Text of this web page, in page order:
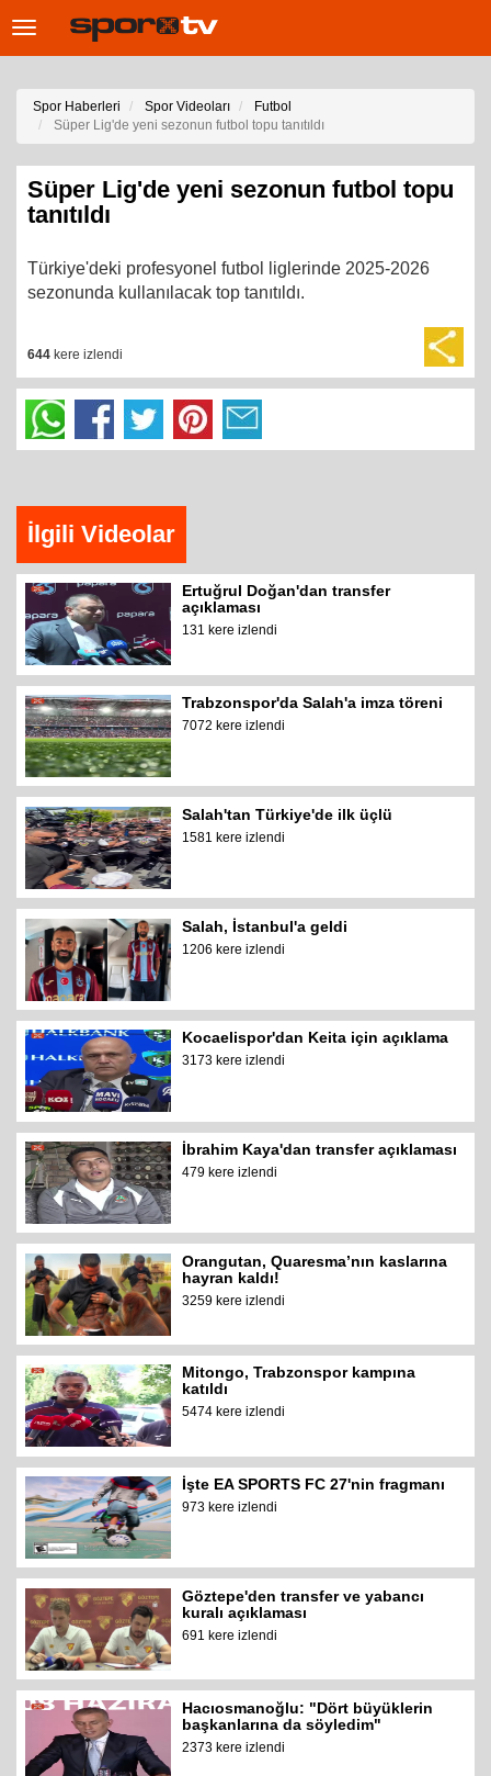
Toggle
Spor Haberleri Spor Videoları
Futbol
Süper Lig'de yeni sezonun futbol topu tanıtıldı
Süper Lig'de yeni sezonun futbol topu
tanıtıldı
Türkiye'deki profesyonel futbol liglerinde 2025-2026
sezonunda kullanılacak top tanıtıldı.
644 kere izlendi
İlgili Videolar
Ertuğrul Doğan'dan transfer
açıklaması
131 kere izlendi
Trabzonspor'da Salah'a imza töreni
7072 kere izlendi
Salah'tan Türkiye'de ilk üçlü
1581 kere izlendi
Salah, İstanbul'a geldi
1206 kere izlendi
Kocaelispor'dan Keita için açıklama
3173 kere izlendi
İbrahim Kaya'dan transfer açıklaması
479 kere izlendi
Orangutan, Quaresma’nın kaslarına
hayran kaldı!
3259 kere izlendi
Mitongo, Trabzonspor kampına
katıldı
5474 kere izlendi
İşte EA SPORTS FC 27'nin fragmanı
973 kere izlendi
Göztepe'den transfer ve yabancı
kuralı açıklaması
691 kere izlendi
Hacıosmanoğlu: "Dört büyüklerin
başkanlarına da söyledim"
2373 kere izlendi